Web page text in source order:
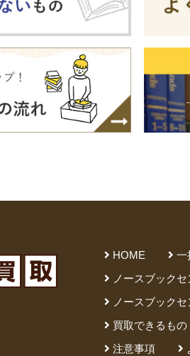
HOME
一
ノースブック
ノースブック
買取できるも
注意事項